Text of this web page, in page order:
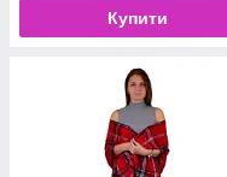
Купити